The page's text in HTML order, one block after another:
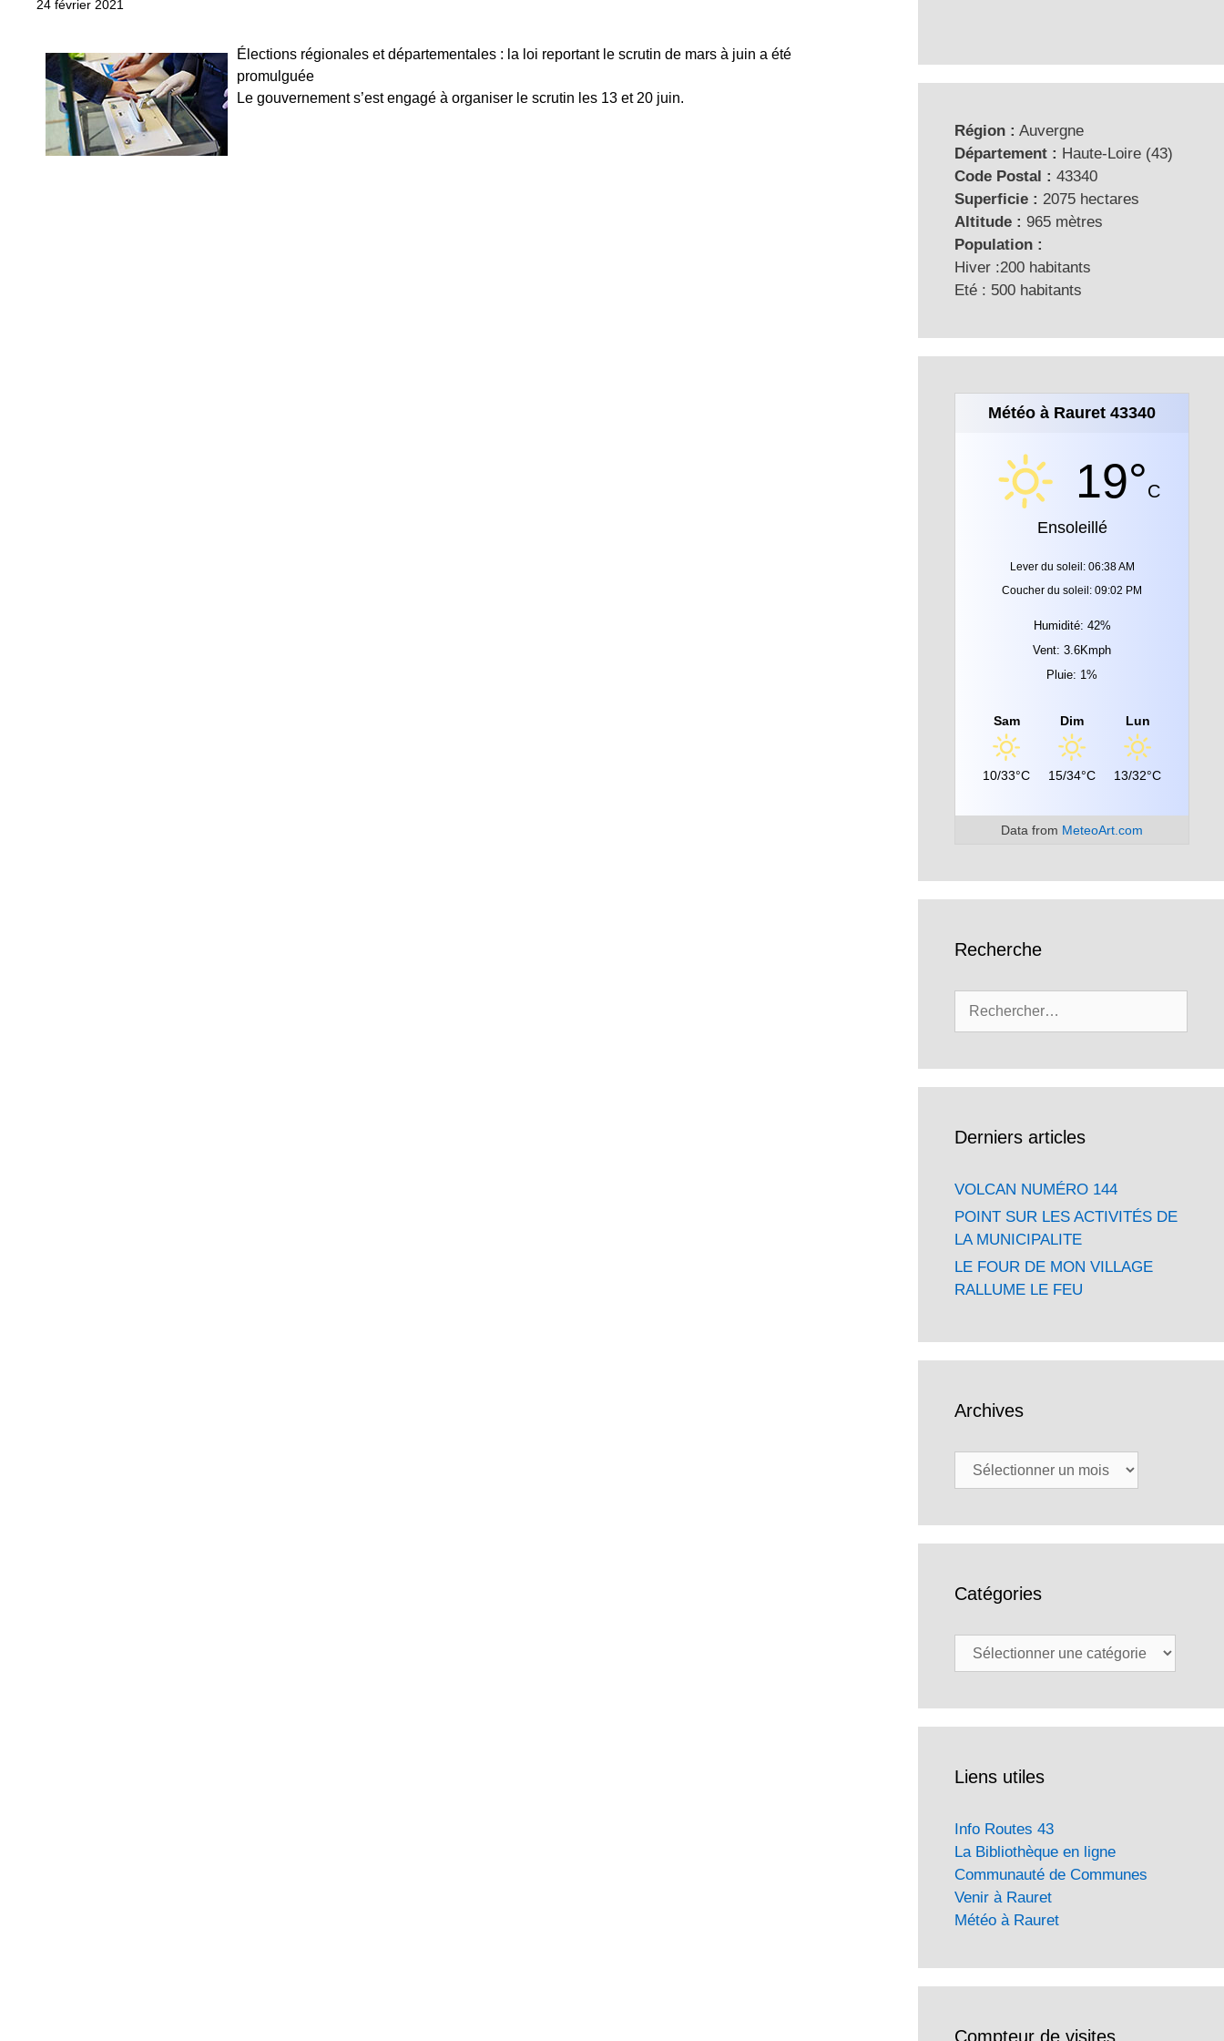
24 février 2021
Élections régionales et départementales : la loi reportant le scrutin de mars à juin a été
promulguée
Le gouvernement s’est engagé à organiser le scrutin les 13 et 20 juin.
Région : Auvergne
Département : Haute-Loire (43)
Code Postal : 43340
Superficie : 2075 hectares
Altitude : 965 mètres
Population :
Hiver :200 habitants
Eté : 500 habitants
Météo à Rauret 43340
19°C
Ensoleillé
Lever du soleil: 06:38 AM
Coucher du soleil: 09:02 PM
Humidité: 42%
Vent: 3.6Kmph
Pluie: 1%
Sam
10/33°C
Dim
15/34°C
Lun
13/32°C
Data from MeteoArt.com
Recherche
Derniers articles
VOLCAN NUMÉRO 144
POINT SUR LES ACTIVITÉS DE
LA MUNICIPALITE
LE FOUR DE MON VILLAGE
RALLUME LE FEU
Archives
Archives
Catégories
Catégories
Liens utiles
Info Routes 43
La Bibliothèque en ligne
Communauté de Communes
Venir à Rauret
Météo à Rauret
Compteur de visites